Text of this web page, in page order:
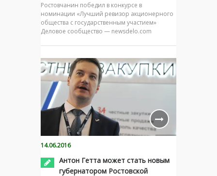
Ростовчанин победил в конкурсе в
номинации «Лучший ревизор акционерного
общества с государственным участием»
Деловое сообщество — newsdelo.com
14.06.2016
Антон Гетта может стать новым
губернатором Ростовской